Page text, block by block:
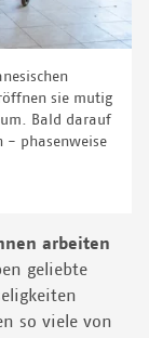
sie mutig
Bald darauf
- phasenweise
arbeiten
geliebte
so viele von